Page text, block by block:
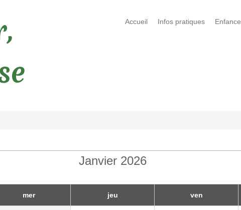
Accueil Infos pratiques Enfance
Janvier 2026
mer jeu ven